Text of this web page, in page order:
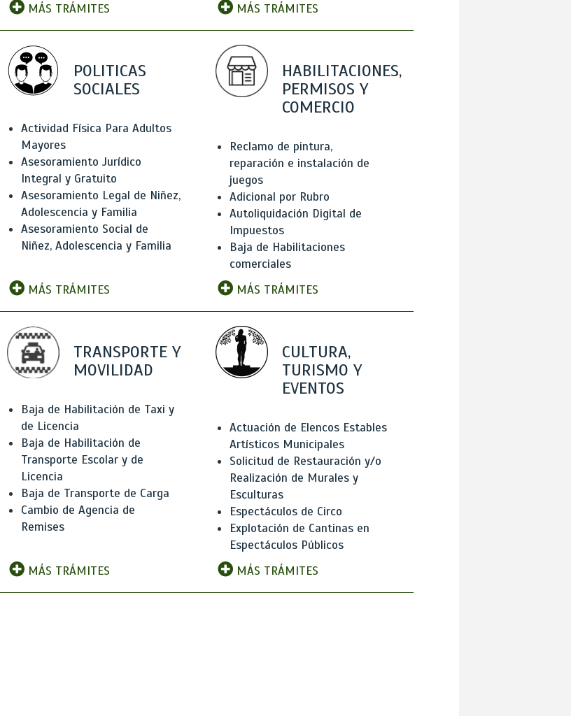
MÁS TRÁMITES
MÁS TRÁMITES
POLITICAS
SOCIALES
Actividad Física Para Adultos
Mayores
Asesoramiento Jurídico
Integral y Gratuito
Asesoramiento Legal de Niñez,
Adolescencia y Familia
Asesoramiento Social de
Niñez, Adolescencia y Familia
MÁS TRÁMITES
HABILITACIONES,
PERMISOS Y
COMERCIO
Reclamo de pintura,
reparación e instalación de
juegos
Adicional por Rubro
Autoliquidación Digital de
Impuestos
Baja de Habilitaciones
comerciales
MÁS TRÁMITES
TRANSPORTE Y
MOVILIDAD
Baja de Habilitación de Taxi y
de Licencia
Baja de Habilitación de
Transporte Escolar y de
Licencia
Baja de Transporte de Carga
Cambio de Agencia de
Remises
MÁS TRÁMITES
CULTURA,
TURISMO Y
EVENTOS
Actuación de Elencos Estables
Artísticos Municipales
Solicitud de Restauración y/o
Realización de Murales y
Esculturas
Espectáculos de Circo
Explotación de Cantinas en
Espectáculos Públicos
MÁS TRÁMITES